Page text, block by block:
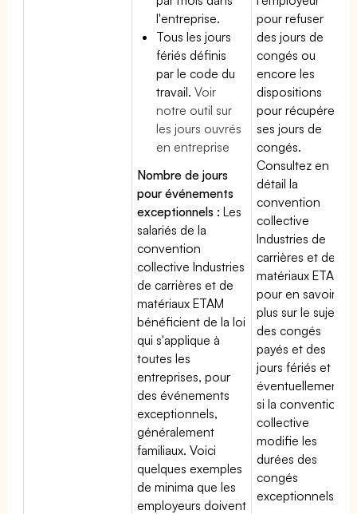
l'entreprise.
Tous les jours
fériés définis
par le code du
travail.Voir
notre outil sur
les jours ouvrés
en entreprise
Nombre de jours
pour événements
exceptionnels : Les
salariés de la
convention
collective Industries
de carrières et de
matériaux ETAM
bénéficient de la loi
qui s'applique à
toutes les
entreprises, pour
des événements
exceptionnels,
généralement
familiaux. Voici
quelques exemples
de minima que les
employeurs doivent
pour refuser
des jours de
congés ou
encore les
dispositions
pour récupérer
ses jours de
congés.
Consultez en
détail la
convention
collective
Industries de
carrières et de
matériaux ETAM
pour en savoir
plus sur le sujet
des congés
payés et des
jours fériés et
éventuellement
si la convention
collective
modifie les
durées des
congés
exceptionnels.